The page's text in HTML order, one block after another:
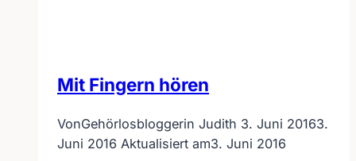
Mit Fingern hören
VonGehörlosbloggerin Judith 3. Juni 20163.
Juni 2016 Aktualisiert am3. Juni 2016